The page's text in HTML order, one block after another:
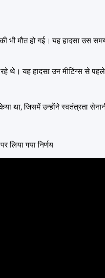
भी मौत हो गई। यह हादसा उस
रहे थे। यह हादसा उन मीटिंग्स से
था, जिसमें उन्होंने स्वतंत्रता
लिया गया निर्णय